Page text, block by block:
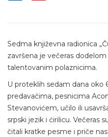
Sedma književna radionica
završena je večeras
talentovanim polaznicima.
U proteklih sedam dana oko
predavačima, pesnicima
Stevanovićem, učilo ili
srpski jezik i ćirilicu. Večeras
čitali kratke pesme i priče